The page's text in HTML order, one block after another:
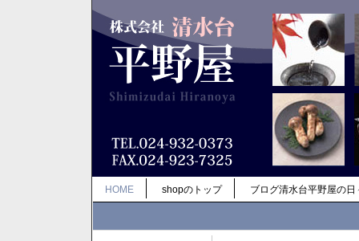
HOME shopのトップ ブログ清水台平野屋の日